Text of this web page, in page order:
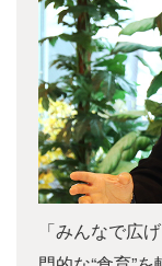
「みんなで広